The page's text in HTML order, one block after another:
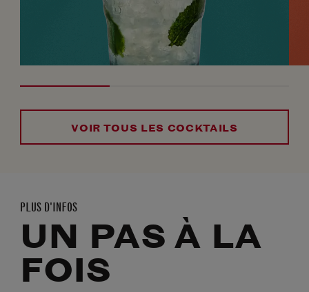
VOIR TOUS LES COCKTAILS
PLUS D'INFOS
UN PAS À LA
FOIS